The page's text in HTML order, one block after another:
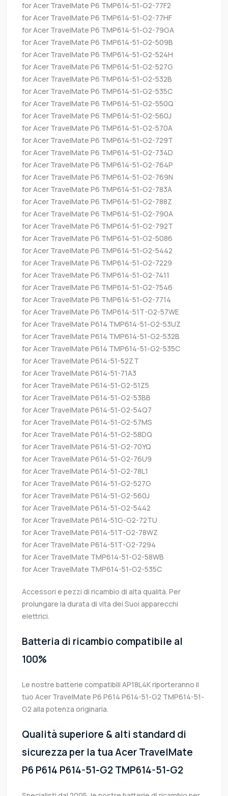
for Acer TravelMate P6 TMP614-51-G2-77F2
for Acer TravelMate P6 TMP614-51-G2-77HF
for Acer TravelMate P6 TMP614-51-G2-79GA
for Acer TravelMate P6 TMP614-51-G2-509B
for Acer TravelMate P6 TMP614-51-G2-524H
for Acer TravelMate P6 TMP614-51-G2-527G
for Acer TravelMate P6 TMP614-51-G2-532B
for Acer TravelMate P6 TMP614-51-G2-535C
for Acer TravelMate P6 TMP614-51-G2-550Q
for Acer TravelMate P6 TMP614-51-G2-560J
for Acer TravelMate P6 TMP614-51-G2-570A
for Acer TravelMate P6 TMP614-51-G2-729T
for Acer TravelMate P6 TMP614-51-G2-734D
for Acer TravelMate P6 TMP614-51-G2-764P
for Acer TravelMate P6 TMP614-51-G2-769N
for Acer TravelMate P6 TMP614-51-G2-783A
for Acer TravelMate P6 TMP614-51-G2-788Z
for Acer TravelMate P6 TMP614-51-G2-790A
for Acer TravelMate P6 TMP614-51-G2-792T
for Acer TravelMate P6 TMP614-51-G2-5086
for Acer TravelMate P6 TMP614-51-G2-5442
for Acer TravelMate P6 TMP614-51-G2-7229
for Acer TravelMate P6 TMP614-51-G2-7411
for Acer TravelMate P6 TMP614-51-G2-7546
for Acer TravelMate P6 TMP614-51-G2-7714
for Acer TravelMate P6 TMP614-51T-G2-57WE
for Acer TravelMate P614 TMP614-51-G2-53UZ
for Acer TravelMate P614 TMP614-51-G2-532B
for Acer TravelMate P614 TMP614-51-G2-535C
for Acer TravelMate P614-51-52ZT
for Acer TravelMate P614-51-71A3
for Acer TravelMate P614-51-G2-51Z5
for Acer TravelMate P614-51-G2-53BB
for Acer TravelMate P614-51-G2-54Q7
for Acer TravelMate P614-51-G2-57MS
for Acer TravelMate P614-51-G2-58DQ
for Acer TravelMate P614-51-G2-70YQ
for Acer TravelMate P614-51-G2-76U9
for Acer TravelMate P614-51-G2-78L1
for Acer TravelMate P614-51-G2-527G
for Acer TravelMate P614-51-G2-560J
for Acer TravelMate P614-51-G2-5442
for Acer TravelMate P614-51G-G2-72TU
for Acer TravelMate P614-51T-G2-78WZ
for Acer TravelMate P614-51T-G2-7294
for Acer TravelMate TMP614-51-G2-58WB
for Acer TravelMate TMP614-51-G2-535C
Accessori e pezzi di ricambio di alta qualità. Per
prolungare la durata di vita dei Suoi apparecchi
elettrici.
Batteria di ricambio compatibile al
100%
Le nostre batterie compatibili AP18L4K riporteranno il
tuo Acer TravelMate P6 P614 P614-51-G2 TMP614-51-
G2 alla potenza originaria.
Qualità superiore & alti standard di
sicurezza per la tua Acer TravelMate
P6 P614 P614-51-G2 TMP614-51-G2